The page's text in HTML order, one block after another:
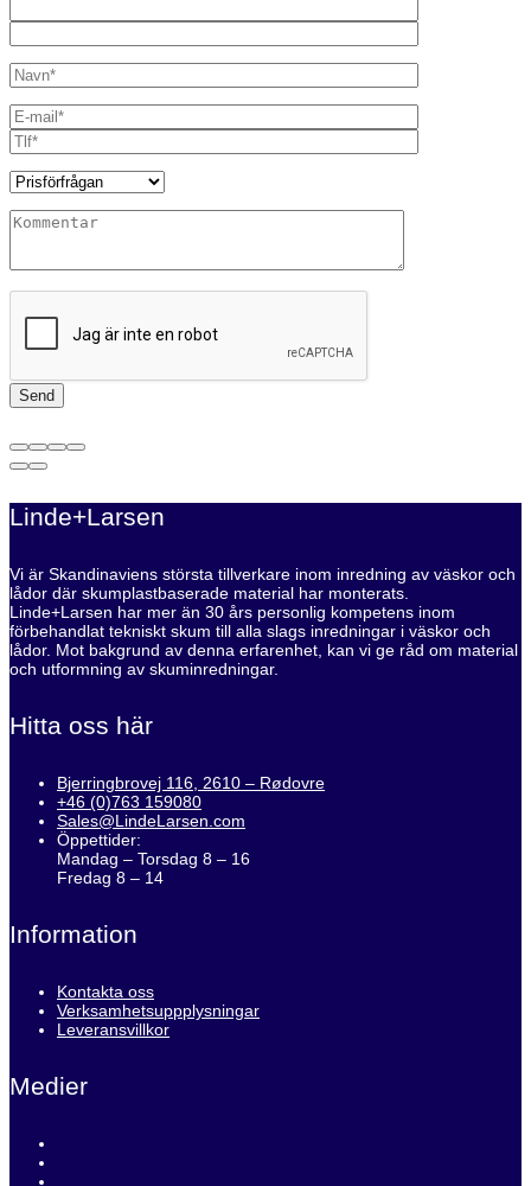
Linde+Larsen
Vi är Skandinaviens största tillverkare inom inredning av väskor och
lådor där skumplastbaserade material har monterats.
Linde+Larsen har mer än 30 års personlig kompetens inom
förbehandlat tekniskt skum till alla slags inredningar i väskor och
lådor. Mot bakgrund av denna erfarenhet, kan vi ge råd om material
och utformning av skuminredningar.
Hitta oss här
Bjerringbrovej 116, 2610 – Rødovre
+46 (0)763 159080
Sales@LindeLarsen.com
Öppettider:
Mandag – Torsdag 8 – 16
Fredag 8 – 14
Information
Kontakta oss
Verksamhetsuppplysningar
Leveransvillkor
Medier